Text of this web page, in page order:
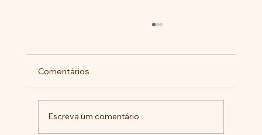
Comentários
Escreva um comentário